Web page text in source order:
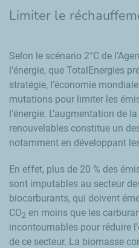
Limiter le
Selon le scénario 2°C de
l’énergie, que TotalEnergies
stratégie, l’économie
mutations pour limiter les
l’énergie. L’augmentation de
renouvelables constitue un
notamment en développant
En effet, plus de 20 % des
sont imputables au secteur
biocarburants, qui doivent
CO2 en moins que les
incontournables pour réduire
de ce secteur. La biomasse